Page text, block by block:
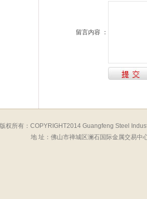
留言内容 ：
版权所有：COPYRIGHT2014 Guangfeng Steel
地 址：佛山市禅城区澜石国际金属交易